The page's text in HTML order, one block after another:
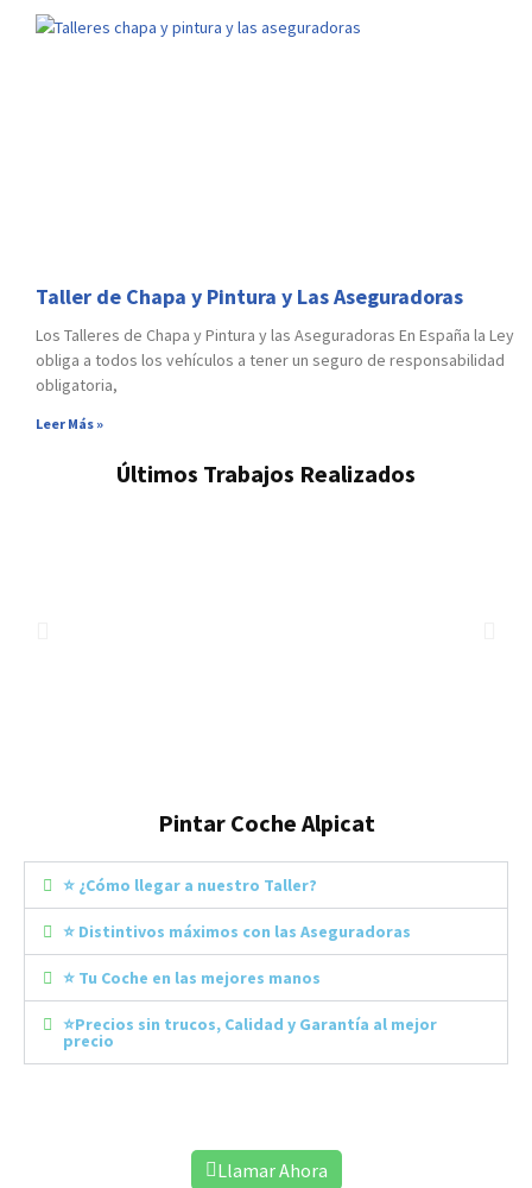
Taller de Chapa y Pintura y Las Aseguradoras
Los Talleres de Chapa y Pintura y las Aseguradoras En España la Ley
obliga a todos los vehículos a tener un seguro de responsabilidad
obligatoria,
Leer Más »
Últimos Trabajos Realizados
Pintar Coche Alpicat
⭐ ¿Cómo llegar a nuestro Taller?
⭐ Distintivos máximos con las Aseguradoras
⭐ Tu Coche en las mejores manos
⭐Precios sin trucos, Calidad y Garantía al mejor
precio
Llamar Ahora